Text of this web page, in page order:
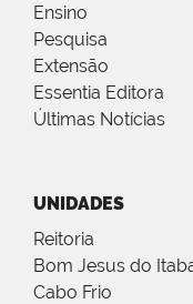
Ensino
Pesquisa
Extensão
Essentia Editora
Últimas Notícias
UNIDADES
Reitoria
Bom Jesus do
Cabo Frio